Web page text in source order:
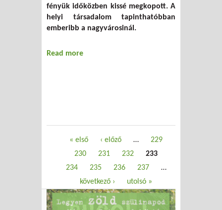
fényük időközben kissé megkopott. A
helyi társadalom tapinthatóbban
emberibb a nagyvárosinál.
Read more
Oldalak« első ‹ előző …
229
230
231 232
233
234
235 236 237
…
következő ›
utolsó »